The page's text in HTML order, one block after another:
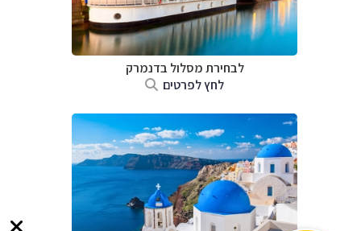
לבחירת מסלול בדנמרק
לחץ לפרטים